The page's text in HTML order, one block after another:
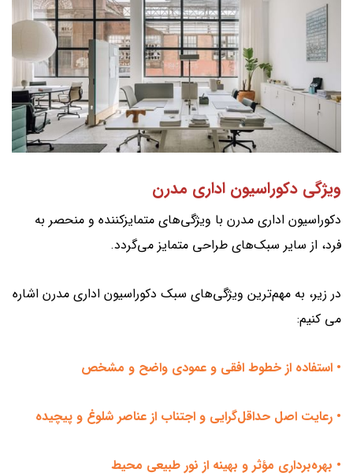
ویژگی دکوراسیون اداری مدرن
دکوراسیون اداری مدرن با ویژگی‌های متمایزکننده و منحصر به
فرد، از سایر سبک‌های طراحی متمایز می‌گردد.
در زیر، به مهم‌ترین ویژگی‌های سبک دکوراسیون اداری مدرن اشاره
می کنیم:
• استفاده از خطوط افقی و عمودی واضح و مشخص
• رعایت اصل حداقل‌گرایی و اجتناب از عناصر شلوغ و پیچیده
• بهره‌برداری مؤثر و بهینه از نور طبیعی محیط